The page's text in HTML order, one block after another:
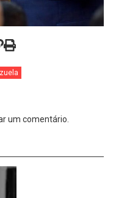
um comentário.